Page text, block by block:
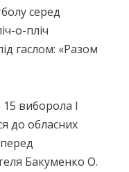
серед
о-пліч
гаслом: «Разом
виборола І
до обласних
Бакуменко О.